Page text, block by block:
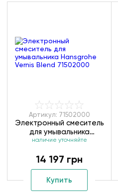
Артикул: 71502000
Электронный смеситель
для умывальника
Hansgrohe Vernis Blend
наличие уточняйте
14 197 грн
Купить